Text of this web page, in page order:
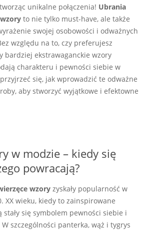
unikalne połączenia! Ubrania
to nie tylko must-have, ale także
swojej osobowości i odważnych
względu na to, czy preferujesz
bardziej ekstrawaganckie wzory
charakteru i pewności siebie w
się, jak wprowadzić te odważne
aby stworzyć wyjątkowe i efektowne
w modzie – kiedy się
powracają?
wzory zyskały popularność w
XX wieku, kiedy to zainspirowane
się symbolem pewności siebie i
szczególności panterka, wąż i tygrys